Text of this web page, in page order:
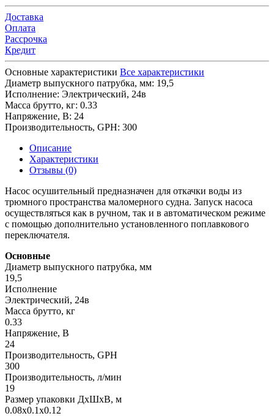
Доставка
Оплата
Рассрочка
Кредит
Основные характеристики Все характеристики
Диаметр выпускного патрубка, мм: 19,5
Исполнение: Электрический, 24в
Масса брутто, кг: 0.33
Напряжение, В: 24
Производительность, GPH: 300
Описание
Характеристики
Отзывы (0)
Насос осушительный предназначен для откачки воды из
трюмного пространства маломерного судна. Запуск насоса
осуществляться как в ручном, так и в автоматическом режиме
с помощью дополнительно установленного поплавкового
переключателя.
Основные
Диаметр выпускного патрубка, мм
19,5
Исполнение
Электрический, 24в
Масса брутто, кг
0.33
Напряжение, В
24
Производительность, GPH
300
Производительность, л/мин
19
Размер упаковки ДхШхВ, м
0.08x0.1x0.12